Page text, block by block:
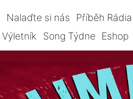
Nalaďte si nás Příběh
Výletník Song Týdne Eshop